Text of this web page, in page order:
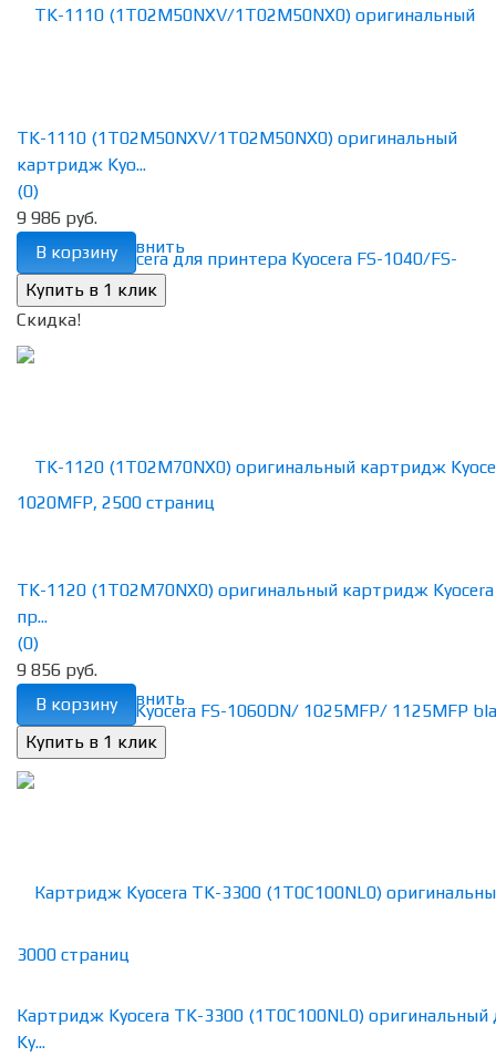
избранное сравнить
TK-1110 (1T02M50NXV/1T02M50NX0) оригинальный
картридж Kyo...
(0)
9 986 руб.
В корзину
Скидка!
избранное сравнить
TK-1120 (1T02M70NX0) оригинальный картридж
пр...
(0)
9 856 руб.
В корзину
Картридж Kyocera TK-3300 (1T0C100NL0) оригинальный
Ky...